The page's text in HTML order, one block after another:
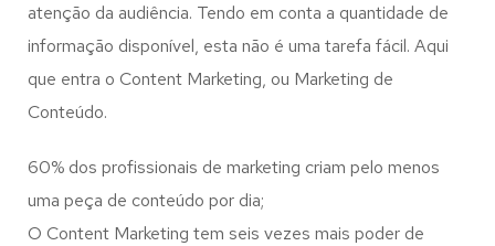
atenção da audiência. Tendo em conta a quantidade de
informação disponível, esta não é uma tarefa fácil. Aqui
que entra o Content Marketing, ou Marketing de
Conteúdo.
60% dos profissionais de marketing criam pelo menos
uma peça de conteúdo por dia;
O Content Marketing tem seis vezes mais poder de